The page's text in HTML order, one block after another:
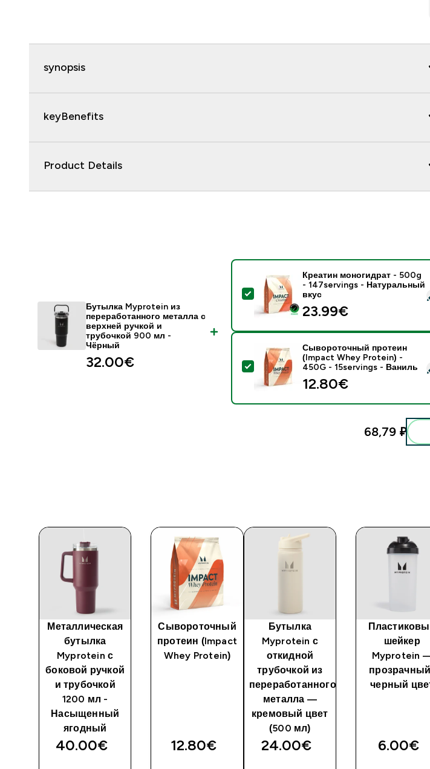
synopsis
keyBenefits
Product Details
Бутылка Myprotein из
переработанного металла с
верхней ручкой и
трубочкой 900 мл -
Чёрный
32.00€‎
- Креатин моногидрат - 500g -
Креатин моногидрат - 500g
- 147servings - Натуральный
вкус
23.99€‎
- Сывороточный протеин (Impact
Сывороточный протеин
(Impact Whey Protein) -
450G - 15servings - Ваниль
12.80€‎
68,79 ₽‎
Металлическая
бутылка
Myprotein с
боковой ручкой
и трубочкой
1200 мл -
Насыщенный
ягодный
40.00€‎
Сывороточный
протеин (Impact
Whey Protein)
12.80€‎
Бутылка
Myprotein с
откидной
трубочкой из
переработанного
металла —
кремовый цвет
(500 мл)
24.00€‎
шейкер
Myprotein
черный
6.00€‎